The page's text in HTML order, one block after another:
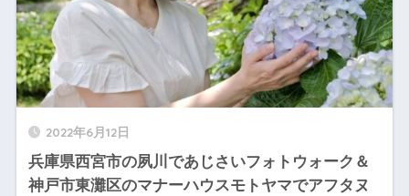
2022年6月12日
兵庫県西宮市の夙川であじさいフォトウォーク＆
神戸市東灘区のマナーハウスモトヤマでアフタヌ